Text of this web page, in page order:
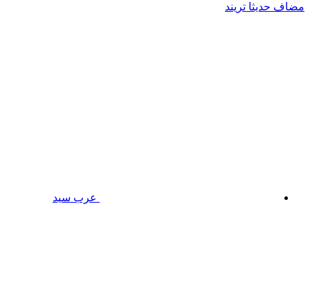
مضاف حديثا تريند
عرب سيد